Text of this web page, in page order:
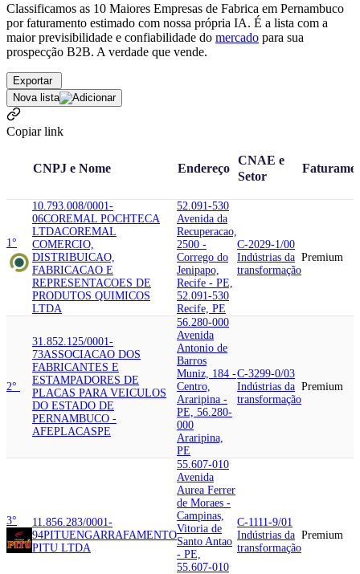
Classificamos as 10 Maiores Empresas de Fabrica em Pernambuco
por faturamento estimado com nossa própria IA. É a lista com a
maior previsibilidade e confiabilidade do mercado para sua
prospecção B2B. A verdade que vende.
Exportar
Nova lista
Copiar link
CNPJ e Nome Endereço
CNAE e
Setor
1°
10.793.008/0001-
06COREMAL POCHTECA
LTDACOREMAL
COMERCIO,
DISTRIBUICAO,
FABRICACAO E
REPRESENTACOES DE
PRODUTOS QUIMICOS
LTDA
52.091-530
Avenida da
Recuperacao,
2500 -
Corrego do
Jenipapo,
Recife - PE,
52.091-530
Recife, PE
C-2029-1/00
Indústrias da
transformação
Premium
2°
31.852.125/0001-
73ASSOCIACAO DOS
FABRICANTES E
ESTAMPADORES DE
PLACAS PARA VEICULOS
DO ESTADO DE
PERNAMBUCO -
AFEPLACASPE
56.280-000
Avenida
Antonio de
Barros
Muniz, 184 -
Centro,
Araripina -
PE, 56.280-
000
Araripina,
PE
C-3299-0/03
Indústrias da
transformação
Premium
3°
11.856.283/0001-
94PITUENGARRAFAMENTO
PITU LTDA
55.607-010
Avenida
Aurea Ferrer
de Moraes -
Campinas,
Vitoria de
Santo Antao
- PE,
55.607-010
C-1111-9/01
Indústrias da
transformação
Premium